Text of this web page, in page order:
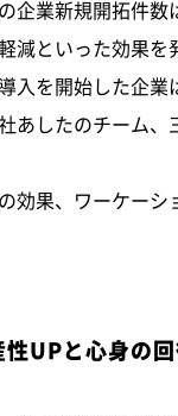
企業新規開拓件
減といった効果を
入を開始した企
あしたのチーム
効果、ワーケー
UPと心身の